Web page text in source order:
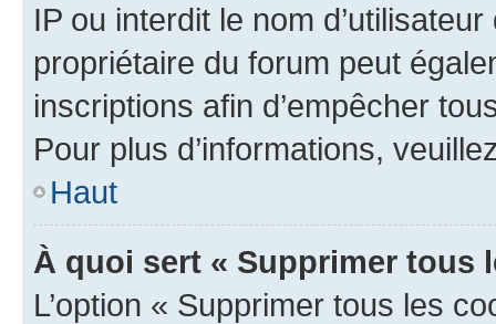
IP ou interdit le nom
propriétaire du forum peut
inscriptions afin d’empêcher
Pour plus d’informations,
Haut
À quoi sert « Supprimer tous
L’option « Supprimer tous les